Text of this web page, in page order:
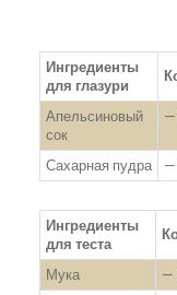
Ингредиенты
для глазури
Апельсиновый
сок
—
Сахарная пудра —
Ингредиенты
для теста
Мука
—